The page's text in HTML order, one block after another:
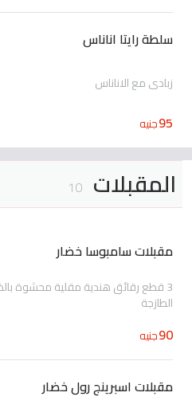
سلطة رايتا اناناس
زبادي مع الاناناس
95جنيه
المقبلات 10
مقبلات سامبوسا خضار
3 قطع رقائق هندية مقلية محشوة
الطازجة
90جنيه
مقبلات اسبرينج رول خضار